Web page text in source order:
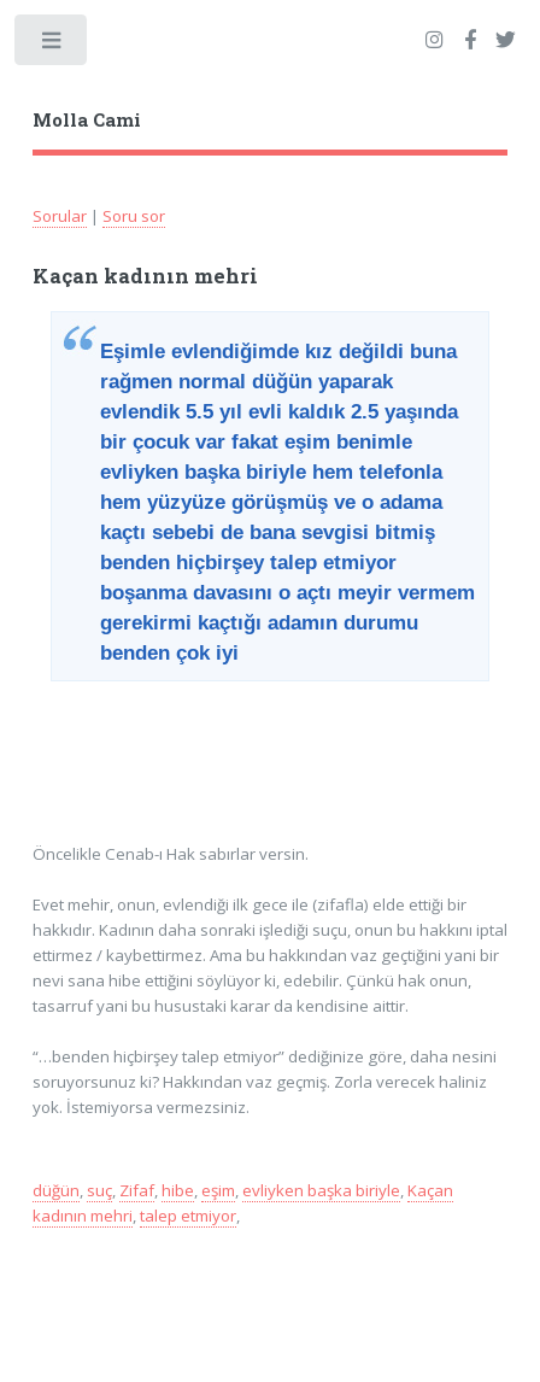
Molla Cami
Sorular| Soru sor
Kaçan kadının mehri
Eşimle evlendiğimde kız değildi buna
rağmen normal düğün yaparak
evlendik 5.5 yıl evli kaldık 2.5 yaşında
bir çocuk var fakat eşim benimle
evliyken başka biriyle hem telefonla
hem yüzyüze görüşmüş ve o adama
kaçtı sebebi de bana sevgisi bitmiş
benden hiçbirşey talep etmiyor
boşanma davasını o açtı meyir vermem
gerekirmi kaçtığı adamın durumu
benden çok iyi
Öncelikle Cenab-ı Hak sabırlar versin.
Evet mehir, onun, evlendiği ilk gece ile (zifafla) elde ettiği bir
hakkıdır. Kadının daha sonraki işlediği suçu, onun bu hakkını iptal
ettirmez / kaybettirmez. Ama bu hakkından vaz geçtiğini yani bir
nevi sana hibe ettiğini söylüyor ki, edebilir. Çünkü hak onun,
tasarruf yani bu husustaki karar da kendisine aittir.
“…benden hiçbirşey talep etmiyor” dediğinize göre, daha nesini
soruyorsunuz ki? Hakkından vaz geçmiş. Zorla verecek haliniz
yok. İstemiyorsa vermezsiniz.
düğün, suç, Zifaf,hibe, eşim, evliyken başka biriyle,Kaçan
kadının mehri,talep etmiyor,